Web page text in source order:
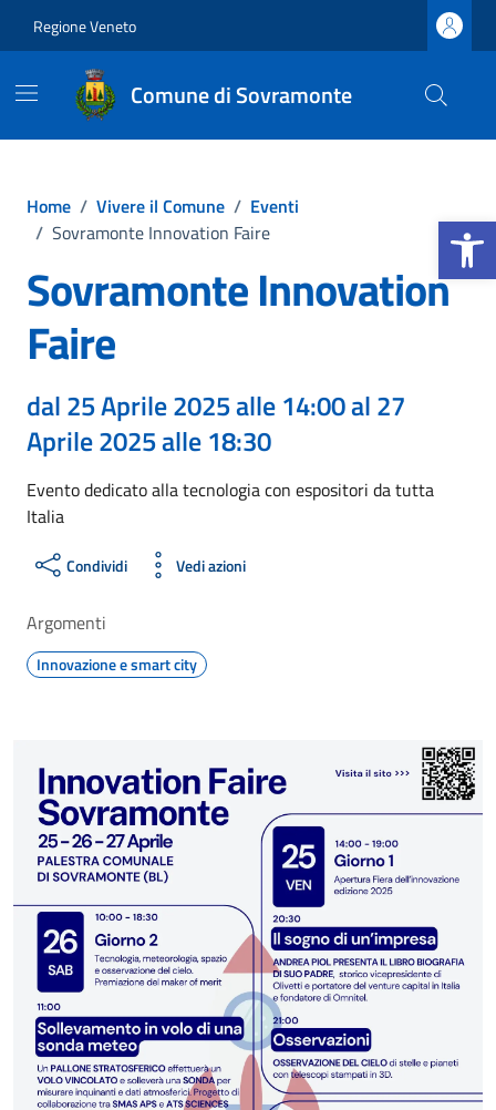
Apri la
Regione Veneto
Comune di Sovramonte
Home / Vivere il Comune / Eventi
/ Sovramonte Innovation Faire
Sovramonte Innovation
Faire
dal 25 Aprile 2025 alle 14:00 al 27
Aprile 2025 alle 18:30
Evento dedicato alla tecnologia con espositori da tutta
Italia
Condividi Vedi azioni
Argomenti
Innovazione e smart city